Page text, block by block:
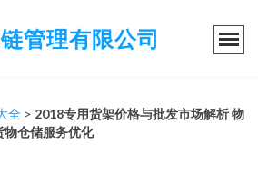
管理有限公司
全 > 2018专用货架价格与批发市场解析 物
物仓储服务优化